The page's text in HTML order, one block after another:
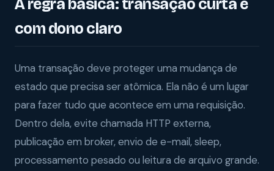
A regra básica: transação curta e
com dono claro
Uma transação deve proteger uma mudança de
estado que precisa ser atômica. Ela não é um lugar
para fazer tudo que acontece em uma requisição.
Dentro dela, evite chamada HTTP externa,
publicação em broker, envio de e-mail, sleep,
processamento pesado ou leitura de arquivo grande.